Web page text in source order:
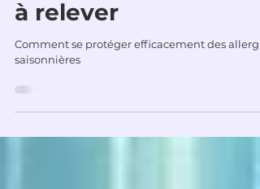
Gérer les allergies
printanières : un défi
à relever
Comment se protéger efficacement des